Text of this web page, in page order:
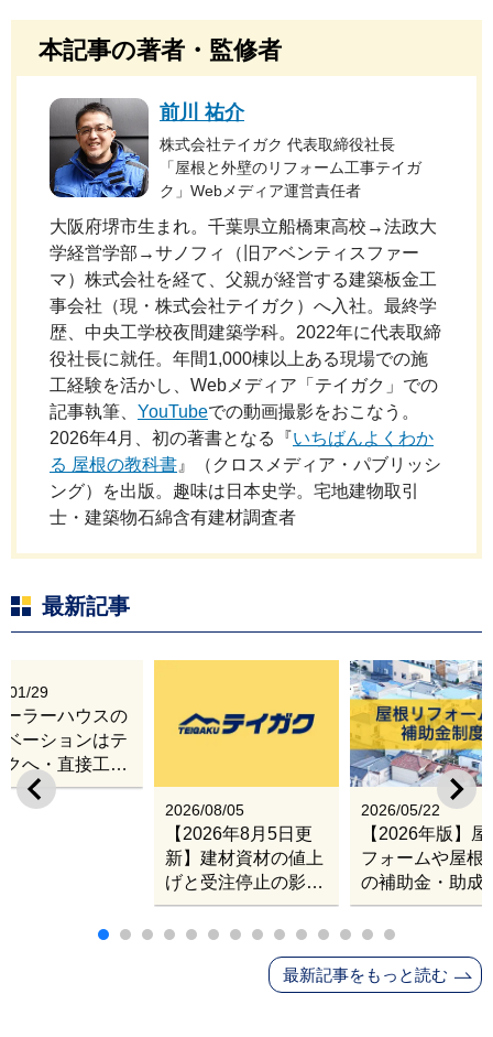
本記事の著者・監修者
前川 祐介
株式会社テイガク 代表取締役社長
「屋根と外壁のリフォーム工事テイガ
ク」Webメディア運営責任者
大阪府堺市生まれ。千葉県立船橋東高校→法政大
学経営学部→サノフィ（旧アベンティスファー
マ）株式会社を経て、父親が経営する建築板金工
事会社（現・株式会社テイガク）へ入社。最終学
歴、中央工学校夜間建築学科。2022年に代表取締
役社長に就任。年間1,000棟以上ある現場での施
工経験を活かし、Webメディア「テイガク」での
記事執筆、 YouTubeでの動画撮影をおこなう。
2026年4月、初の著書となる『いちばんよくわか
る 屋根の教科書 』（クロスメディア・パブリッシ
ング）を出版。趣味は日本史学。宅地建物取引
士・建築物石綿含有建材調査者
最新記事
2026/08/05
【2026年8月5日更
新】建材資材の値上
げと受注停止の影響
｜塗料・屋根材・シ
ンナー・断熱材・ル
ーフィングの値上げ
と材料入手困難・出
2026/05/22
【2026年版】
フォームや屋根
の補助金・助成
業
01/29
ーラーハウスの
ベーションはテ
クへ・直接工事
張改修サービス
最新記事をもっと読む